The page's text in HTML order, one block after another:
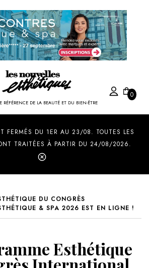
RÉFÉRENCE DE LA BEAUTÉ ET DU BIEN-ÊTRE
0
FERMÉS DU 1ER AU 23/08. TOUTES LES
TRAITÉES À PARTIR DU 24/08/2026.
DU CONGRÈS
& SPA 2026 EST EN LIGNE !
Esthétique